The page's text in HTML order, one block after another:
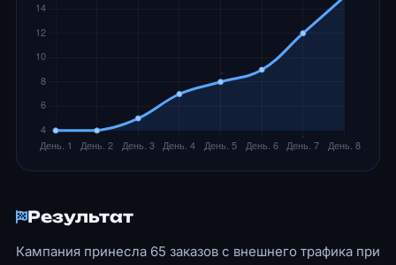
Результат
Кампания принесла 65 заказов с внешнего трафика при